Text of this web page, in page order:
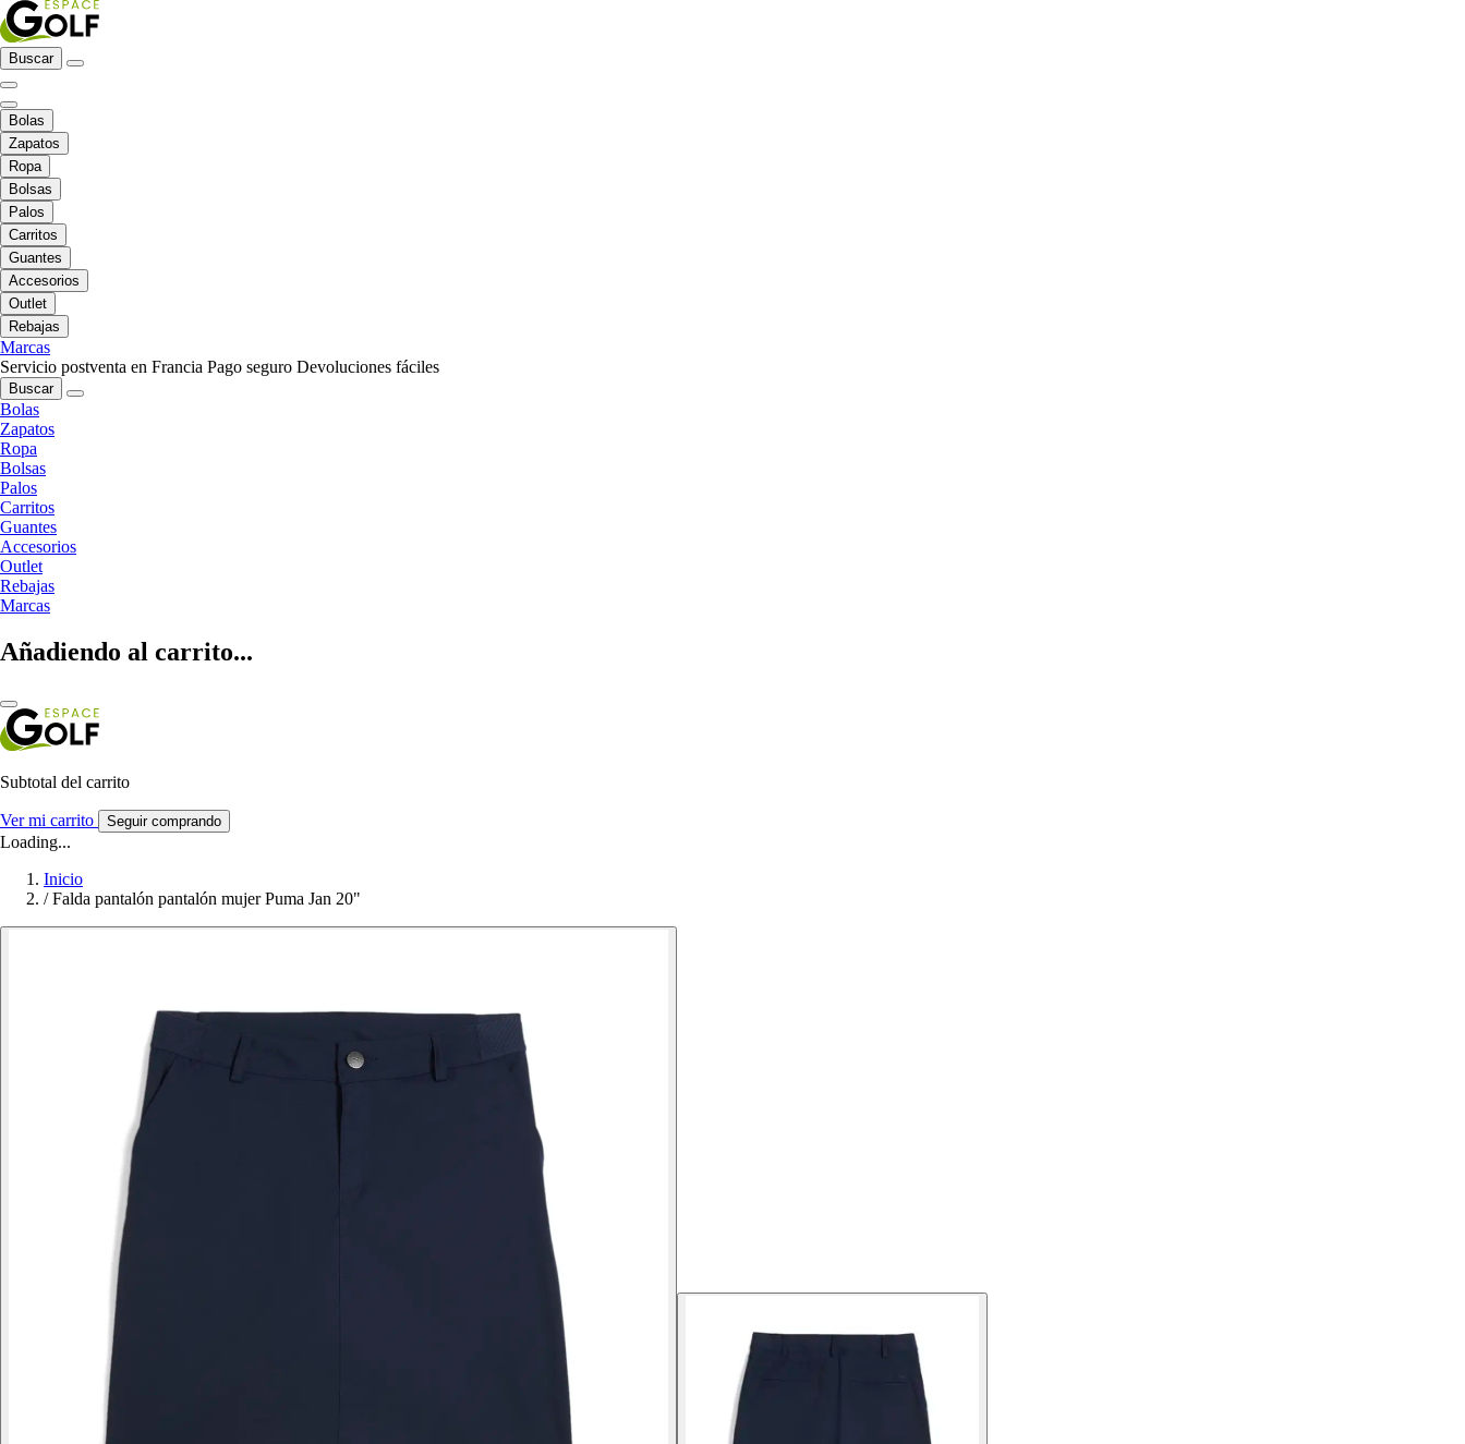
Buscar
Bolas
Zapatos
Ropa
Bolsas
Palos
Carritos
Guantes
Accesorios
Outlet
Rebajas
Marcas
Servicio postventa en Francia Pago seguro Devoluciones fáciles
Buscar
Bolas
Zapatos
Ropa
Bolsas
Palos
Carritos
Guantes
Accesorios
Outlet
Rebajas
Marcas
Añadiendo al carrito...
Subtotal del carrito
Ver mi carrito Seguir comprando
Loading...
Inicio
/ Falda pantalón pantalón mujer Puma Jan 20"